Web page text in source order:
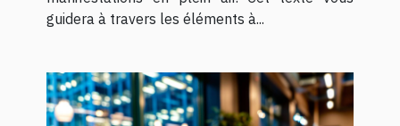
guidera à travers les éléments à...